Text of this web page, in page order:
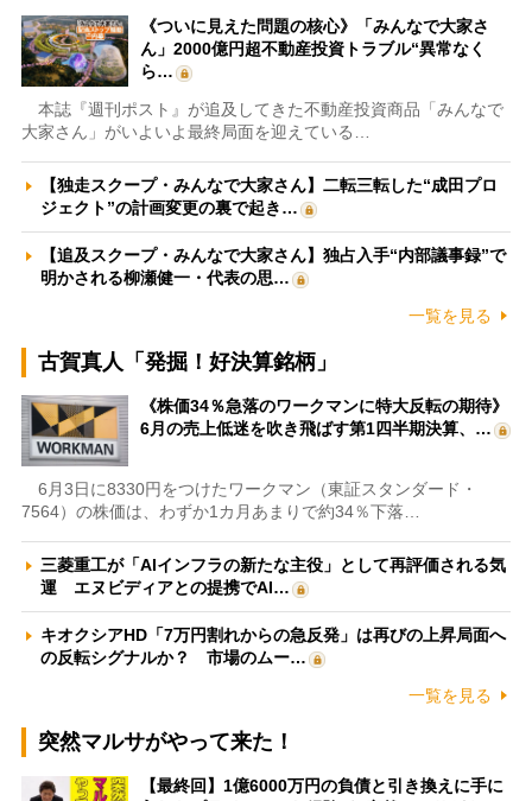
《ついに見えた問題の核心》「みんなで大家さ
ん」2000億円超不動産投資トラブル“異常なく
ら…
本誌『週刊ポスト』が追及してきた不動産投資商品「みんなで
大家さん」がいよいよ最終局面を迎えている…
【独走スクープ・みんなで大家さん】二転三転した“成田プロ
ジェクト”の計画変更の裏で起き…
【追及スクープ・みんなで大家さん】独占入手“内部議事録”で
明かされる柳瀬健一・代表の思…
一覧を見る
古賀真人「発掘！好決算銘柄」
《株価34％急落のワークマンに特大反転の期待》
6月の売上低迷を吹き飛ばす第1四半期決算、…
6月3日に8330円をつけたワークマン（東証スタンダード・
7564）の株価は、わずか1カ月あまりで約34％下落…
三菱重工が「AIインフラの新たな主役」として再評価される気
運 エヌビディアとの提携でAI…
キオクシアHD「7万円割れからの急反発」は再びの上昇局面へ
の反転シグナルか？ 市場のムー…
一覧を見る
突然マルサがやって来た！
【最終回】1億6000万円の負債と引き換えに手に